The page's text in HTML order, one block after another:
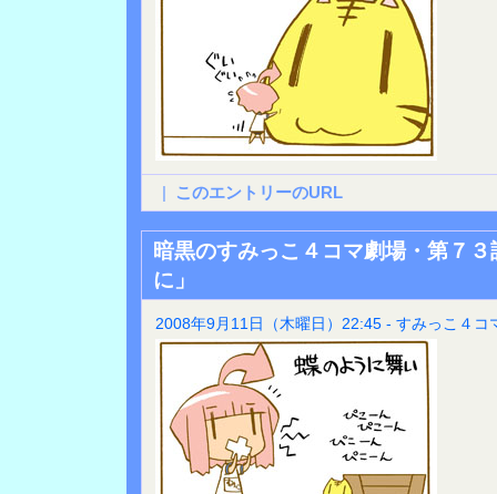
| このエントリーのURL
暗黒のすみっこ４コマ劇場・第７
に」
2008年9月11日（木曜日）22:45 - すみっこ４コ